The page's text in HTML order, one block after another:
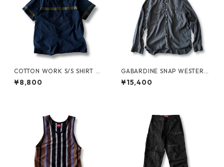
COTTON WORK S/S SHIRT by
stussy
¥8,800
GABARDINE SNAP WESTERN
SHIRT by WYTHE
¥15,400